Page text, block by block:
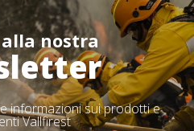
nostra
informazioni sui prodotti e
Vallfirest